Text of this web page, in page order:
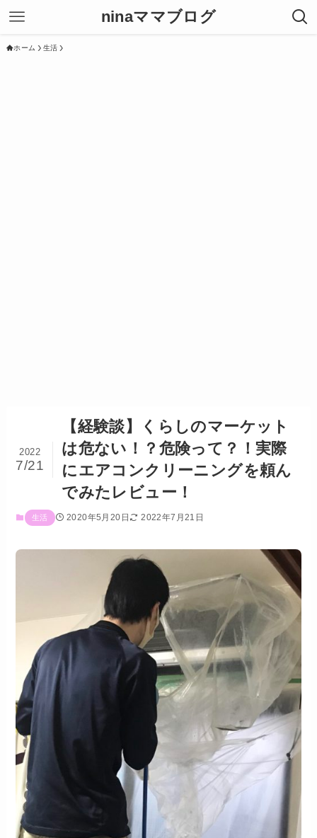
ninaママブログ
ホーム 生活
【経験談】くらしのマーケット
は危ない！？危険って？！実際
にエアコンクリーニングを頼ん
でみたレビュー！
2022
7/21
生活 2020年5月20日 2022年7月21日